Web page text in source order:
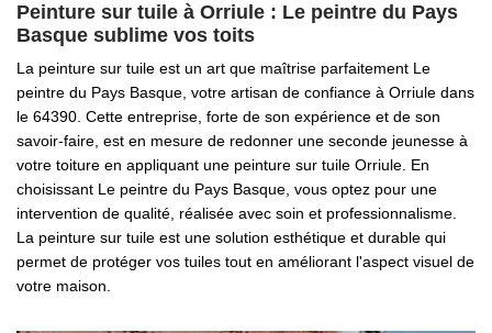
Peinture sur tuile à Orriule : Le peintre du Pays
Basque sublime vos toits
La peinture sur tuile est un art que maîtrise parfaitement Le
peintre du Pays Basque, votre artisan de confiance à Orriule dans
le 64390. Cette entreprise, forte de son expérience et de son
savoir-faire, est en mesure de redonner une seconde jeunesse à
votre toiture en appliquant une peinture sur tuile Orriule. En
choisissant Le peintre du Pays Basque, vous optez pour une
intervention de qualité, réalisée avec soin et professionnalisme.
La peinture sur tuile est une solution esthétique et durable qui
permet de protéger vos tuiles tout en améliorant l'aspect visuel de
votre maison.